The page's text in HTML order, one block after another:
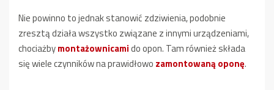
Nie powinno to jednak stanowić zdziwienia, podobnie
zresztą działa wszystko związane z innymi urządzeniami,
chociażbymontażownicamido opon. Tam również składa
się wiele czynników na prawidłowo zamontowaną oponę.